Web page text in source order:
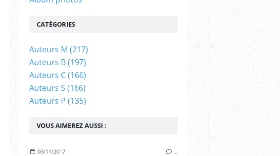
VOUS AIMEREZ AUSSI :
03/11/2017 …
CATÉGORIES
Auteurs M (217)
Auteurs B(197)
Auteurs C(166)
Auteurs S (166)
Auteurs P (135)